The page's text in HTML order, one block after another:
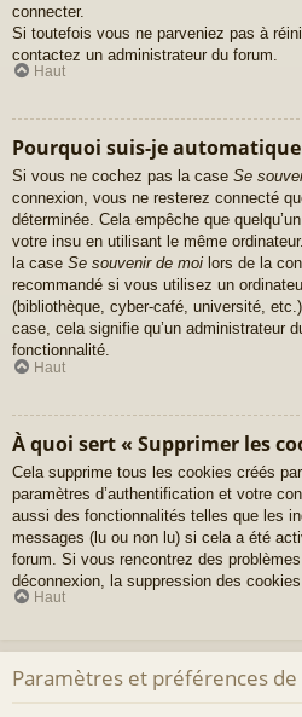
connecter.
Si toutefois vous ne parveniez pas à
contactez un administrateur du forum.
Haut
Pourquoi suis-je
Si vous ne cochez pas la case Se
connexion, vous ne resterez connecté
déterminée. Cela empêche que
votre insu en utilisant le même
la case Se souvenir de moi lors de la
recommandé si vous utilisez un
(bibliothèque, cyber-café, université,
case, cela signifie qu’un administrateur
fonctionnalité.
Haut
À quoi sert « Supprimer les
Cela supprime tous les cookies créés
paramètres d’authentification et votre
aussi des fonctionnalités telles que les
messages (lu ou non lu) si cela a été
forum. Si vous rencontrez des
déconnexion, la suppression des
Haut
Paramètres et préférences de